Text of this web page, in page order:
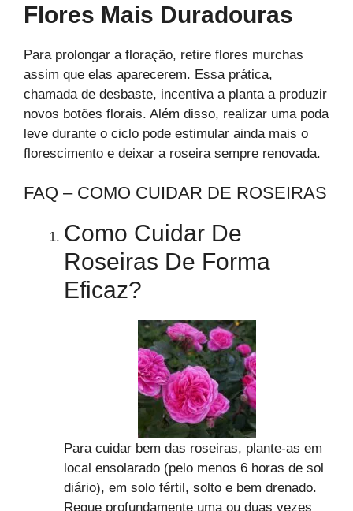
Flores Mais Duradouras
Para prolongar a floração, retire flores murchas
assim que elas aparecerem. Essa prática,
chamada de desbaste, incentiva a planta a produzir
novos botões florais. Além disso, realizar uma poda
leve durante o ciclo pode estimular ainda mais o
florescimento e deixar a roseira sempre renovada.
FAQ – COMO CUIDAR DE ROSEIRAS
Como Cuidar De
Roseiras De Forma
Eficaz?
Para cuidar bem das roseiras, plante-as em
local ensolarado (pelo menos 6 horas de sol
diário), em solo fértil, solto e bem drenado.
Regue profundamente uma ou duas vezes